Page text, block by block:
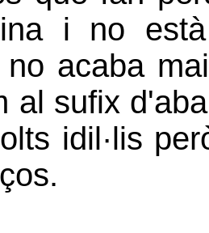
i no
no acaba
al sufix
idil·lis